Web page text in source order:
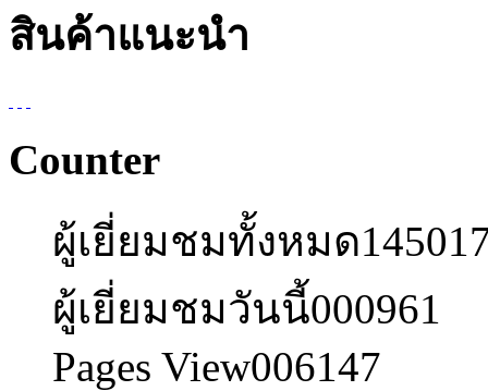
สินค้าแนะนำ
Counter
ผู้เยี่ยมชมทั้งหมด
ผู้เยี่ยมชมวันนี้000961
Pages View006147